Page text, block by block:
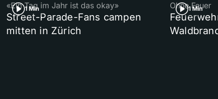
1 Min
«Ein Tag im Jahr ist das okay»
Street-Parade-Fans campen
mitten in Zürich
1 Min
Ohne Feuer